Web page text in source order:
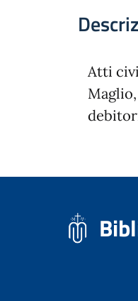
Atti